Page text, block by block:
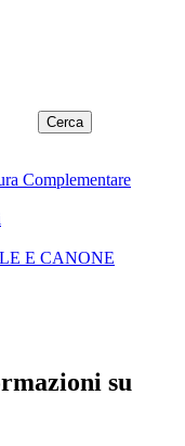
Complementare
E CANONE
su